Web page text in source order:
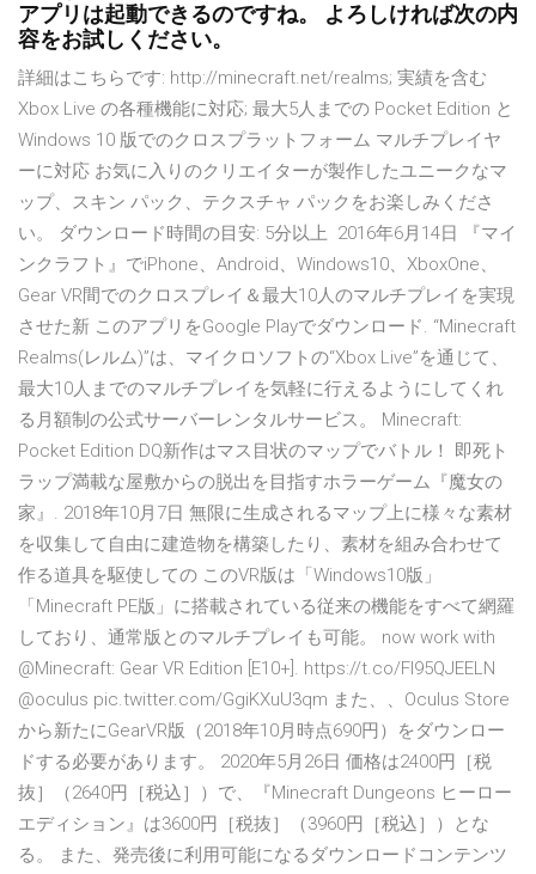
アプリは起動できるのですね。 よろしければ次の内
容をお試しください。
詳細はこちらです: http://minecraft.net/realms; 実績を含む
Xbox Live の各種機能に対応; 最大5人までの Pocket Edition と
Windows 10 版でのクロスプラットフォーム マルチプレイヤ
ーに対応 お気に入りのクリエイターが製作したユニークなマ
ップ、スキン パック、テクスチャ パックをお楽しみくださ
い。 ダウンロード時間の目安: 5分以上 2016年6月14日 『マイ
ンクラフト』でiPhone、Android、Windows10、XboxOne、
Gear VR間でのクロスプレイ＆最大10人のマルチプレイを実現
させた新 このアプリをGoogle Playでダウンロード. “Minecraft
Realms(レルム)”は、マイクロソフトの“Xbox Live”を通じて、
最大10人までのマルチプレイを気軽に行えるようにしてくれ
る月額制の公式サーバーレンタルサービス。 Minecraft:
Pocket Edition DQ新作はマス目状のマップでバトル！ 即死ト
ラップ満載な屋敷からの脱出を目指すホラーゲーム『魔女の
家』. 2018年10月7日 無限に生成されるマップ上に様々な素材
を収集して自由に建造物を構築したり、素材を組み合わせて
作る道具を駆使しての このVR版は「Windows10版」
「Minecraft PE版」に搭載されている従来の機能をすべて網羅
しており、通常版とのマルチプレイも可能。 now work with
@Minecraft: Gear VR Edition [E10+]. https://t.co/Fl95QJEELN
@oculus pic.twitter.com/GgiKXuU3qm また、、Oculus Store
から新たにGearVR版（2018年10月時点690円）をダウンロー
ドする必要があります。 2020年5月26日 価格は2400円［税
抜］（2640円［税込］）で、『Minecraft Dungeons ヒーロー
エディション』は3600円［税抜］（3960円［税込］）とな
る。 また、発売後に利用可能になるダウンロードコンテンツ